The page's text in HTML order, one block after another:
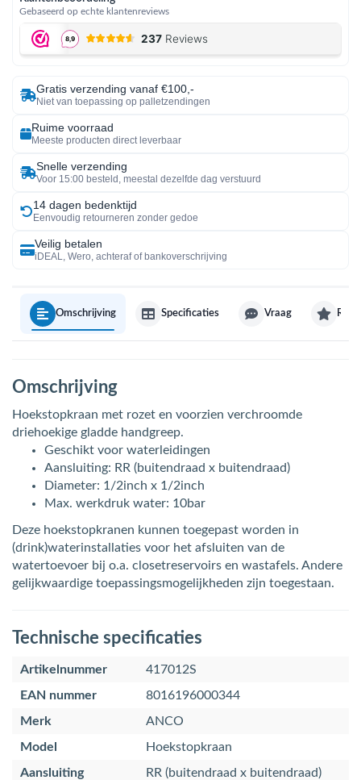
Gebaseerd op echte klantenreviews
Gratis verzending vanaf €100,-
Niet van toepassing op palletzendingen
Ruime voorraad
Meeste producten direct leverbaar
Snelle verzending
Voor 15:00 besteld, meestal dezelfde dag verstuurd
14 dagen bedenktijd
Eenvoudig retourneren zonder gedoe
Veilig betalen
iDEAL, Wero, achteraf of bankoverschrijving
Omschrijving Specificaties Vraag
Omschrijving
Hoekstopkraan met rozet en voorzien verchroomde
driehoekige gladde handgreep.
Geschikt voor waterleidingen
Aansluiting: RR (buitendraad x buitendraad)
Diameter: 1/2inch x 1/2inch
Max. werkdruk water: 10bar
Deze hoekstopkranen kunnen toegepast worden in
(drink)waterinstallaties voor het afsluiten van de
watertoevoer bij o.a. closetreservoirs en wastafels. Andere
gelijkwaardige toepassingsmogelijkheden zijn toegestaan.
Technische specificaties
Artikelnummer
417012S
EAN nummer
8016196000344
Merk
ANCO
Model
Hoekstopkraan
Aansluiting
RR (buitendraad x buitendraad)